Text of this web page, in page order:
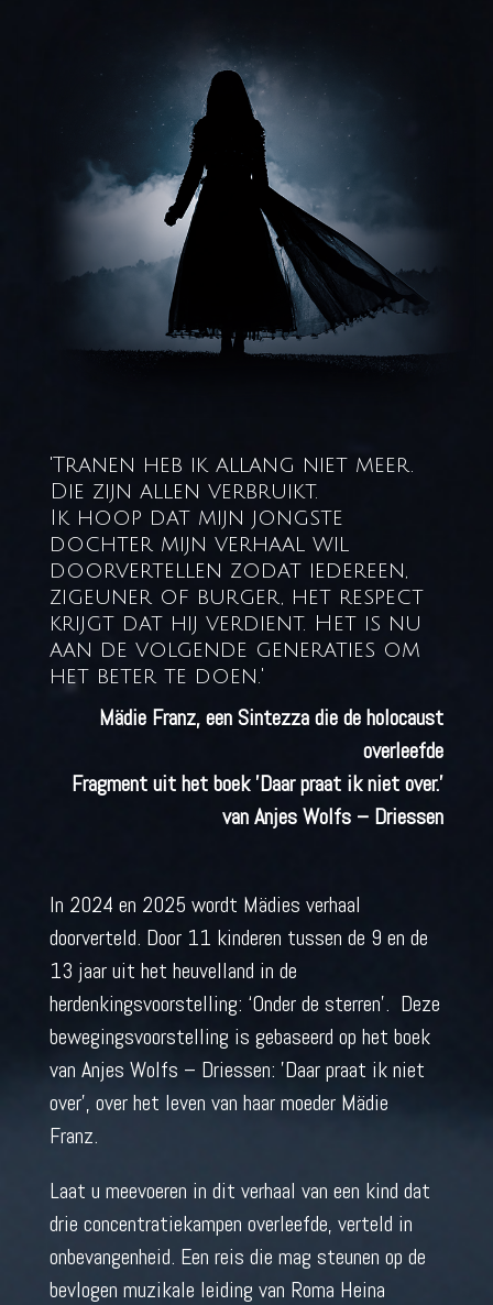
'Tranen heb ik allang niet meer.
Die zijn allen verbruikt.
Ik hoop dat mijn jongste
dochter mijn verhaal wil
doorvertellen zodat iedereen,
zigeuner of burger, het respect
krijgt dat hij verdient. Het is nu
aan de volgende generaties om
het beter te doen.'
Mädie Franz, een Sintezza die de holocaust
overleefde
Fragment uit het boek 'Daar praat ik niet over.'
van Anjes Wolfs – Driessen
In 2024 en 2025 wordt Mädies verhaal
doorverteld. Door 11 kinderen tussen de 9 en de
13 jaar uit het heuvelland in de
herdenkingsvoorstelling: ‘Onder de sterren’. Deze
bewegingsvoorstelling is gebaseerd op het boek
van Anjes Wolfs – Driessen: 'Daar praat ik niet
over', over het leven van haar moeder Mädie
Franz.
Laat u meevoeren in dit verhaal van een kind dat
drie concentratiekampen overleefde, verteld in
onbevangenheid. Een reis die mag steunen op de
bevlogen muzikale leiding van Roma Heina